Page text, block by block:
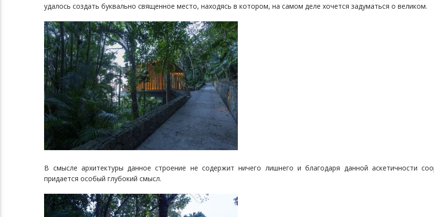
удалось создать буквально священное место, находясь в котором, на самом деле хочется задуматься о великом.
В смысле архитектуры данное строение не содержит ничего лишнего и благодаря данной аскетичности
придается особый глубокий смысл.